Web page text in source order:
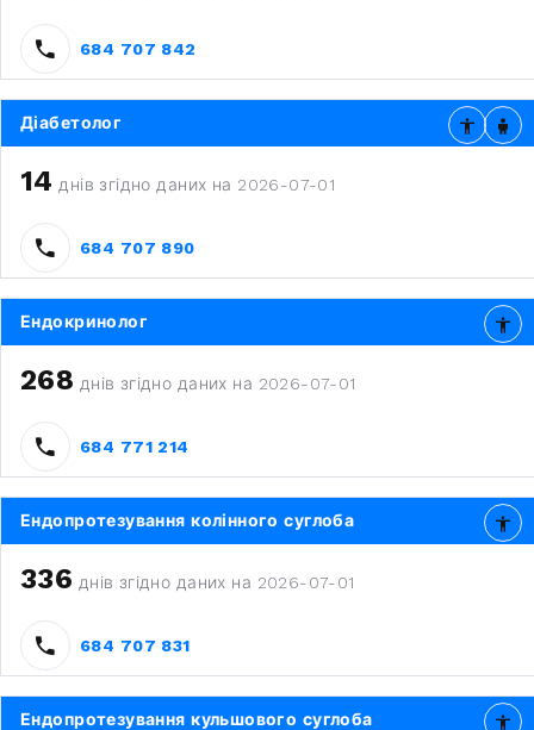
684 707 842
Діабетолог
14 днів згідно даних на 2026-07-01
684 707 890
Ендокринолог
268 днів згідно даних на 2026-07-01
684 771 214
Ендопротезування колінного суглоба
336 днів згідно даних на 2026-07-01
684 707 831
Ендопротезування кульшового суглоба